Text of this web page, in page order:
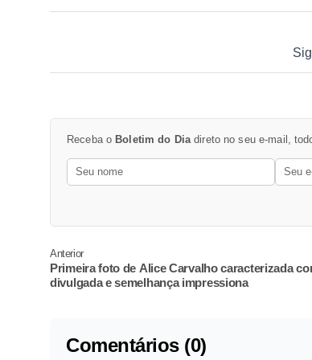
Receba o Boletim do Dia direto no seu e-mail,
Anterior
Primeira foto de Alice Carvalho caracterizada
divulgada e semelhança impressiona
Comentários (0)